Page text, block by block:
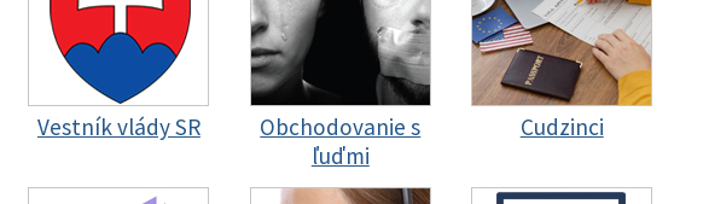
Vestník vlády SR
Obchodovanie s
ľuďmi
Cudzinci